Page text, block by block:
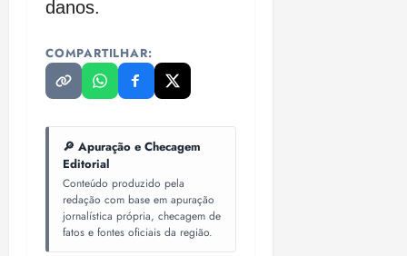
danos.
COMPARTILHAR:
🔎 Apuração e Checagem
Editorial
Conteúdo produzido pela
redação com base em apuração
jornalística própria, checagem de
fatos e fontes oficiais da região.